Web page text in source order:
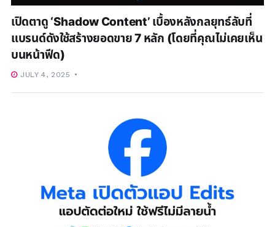
เปิดตาดู ‘Shadow Content’ เบื้องหลังกลยุทธ์ลับที่
แบรนด์ดังใช้สร้างยอดขาย 7 หลัก (โดยที่คุณไม่เคยเห็น
บนหน้าฟีด)
JULY 4, 2025